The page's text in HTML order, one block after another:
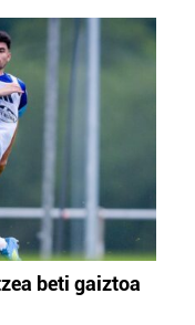
beti gaiztoa